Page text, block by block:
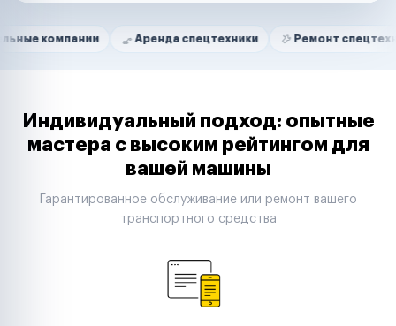
Нам доверяют
Аренда спецтехники Ремонт спецтехники
Маркетплейсы
Таксопарки
Автодилеры
Строительные компании
Аренда спецтехники
Индивидуальный подход: опытные
мастера с высоким рейтингом для
вашей машины
Гарантированное обслуживание или ремонт вашего
транспортного средства